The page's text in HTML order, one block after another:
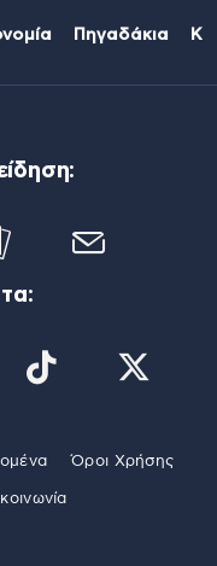
Πηγαδάκια
Όροι Χρήσης